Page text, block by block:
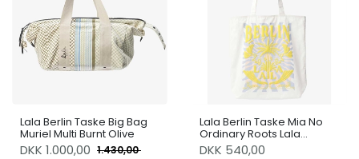
Lala Berlin Taske Big Bag
Muriel Multi Burnt Olive
DKK 1.000,00 1.430,00
Lala Berlin Taske Mia No
Ordinary Roots Lala
Sunburst
DKK 540,00